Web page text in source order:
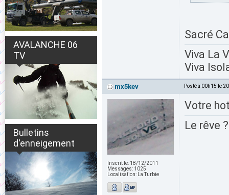
AVALANCHE 06
TV
Bulletins
d'enneigement
Sacré
Viva La
Viva
mx5kev Posté à 00h15 le
Inscrit le: 18/12/2011
Messages: 1025
Localisation:
La Turbie
Votre
Le rêve